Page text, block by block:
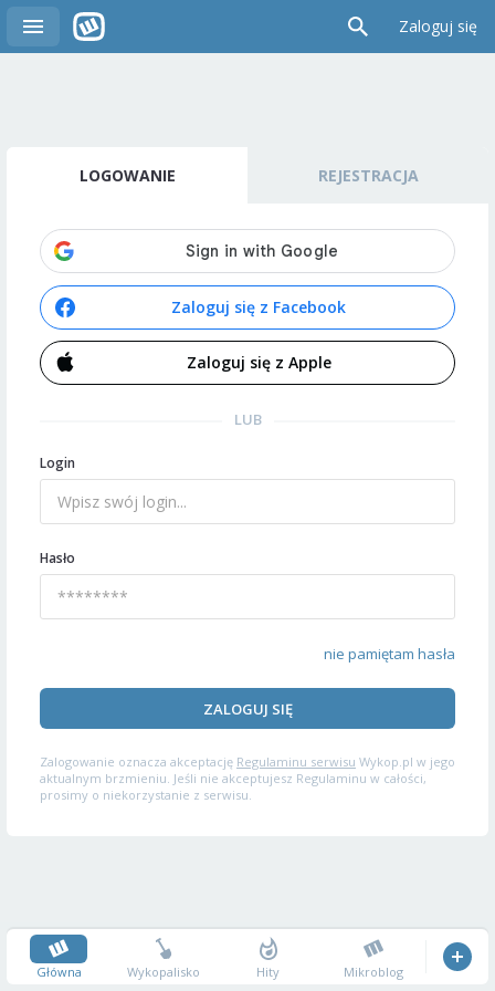
Zaloguj się
LOGOWANIE REJESTRACJA
Zaloguj się z Facebook
Zaloguj się z Apple
LUB
Login
Hasło
nie pamiętam hasła
ZALOGUJ SIĘ
Zalogowanie oznacza akceptację Regulaminu serwisu Wykop.pl w jego
aktualnym brzmieniu. Jeśli nie akceptujesz Regulaminu w całości,
prosimy o niekorzystanie z serwisu.
Główna Wykopalisko Hity Mikroblog